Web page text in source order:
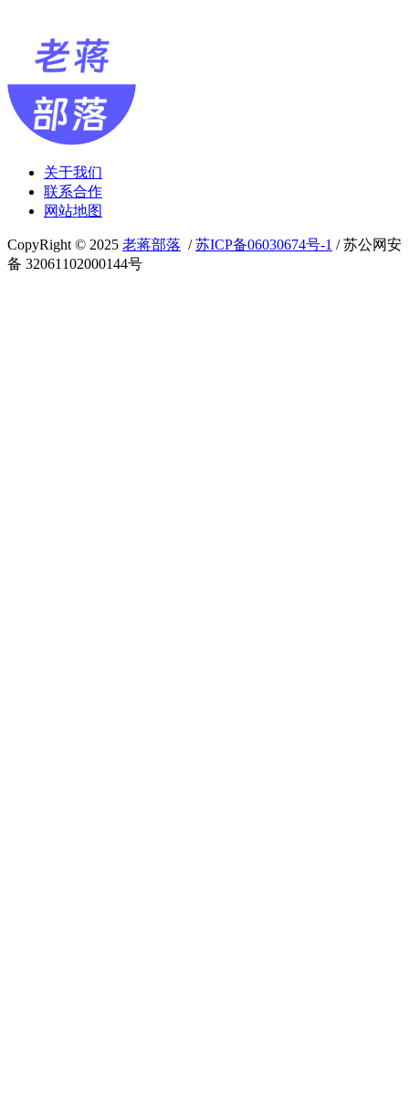
关于我们
联系合作
网站地图
CopyRight © 2025 老蒋部落 /苏ICP备06030674号-1 / 苏公网安
备 32061102000144号